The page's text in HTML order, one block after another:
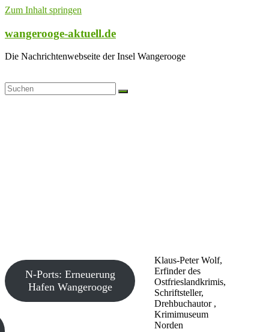
Zum Inhalt springen
wangerooge-aktuell.de
Die Nachrichtenwebseite der Insel Wangerooge
Klaus-Peter Wolf,
Erfinder des
Ostfrieslandkrimis,
Schriftsteller,
Drehbuchautor ,
Krimimuseum
Norden
N-Ports: Erneuerung
Hafen Wangerooge